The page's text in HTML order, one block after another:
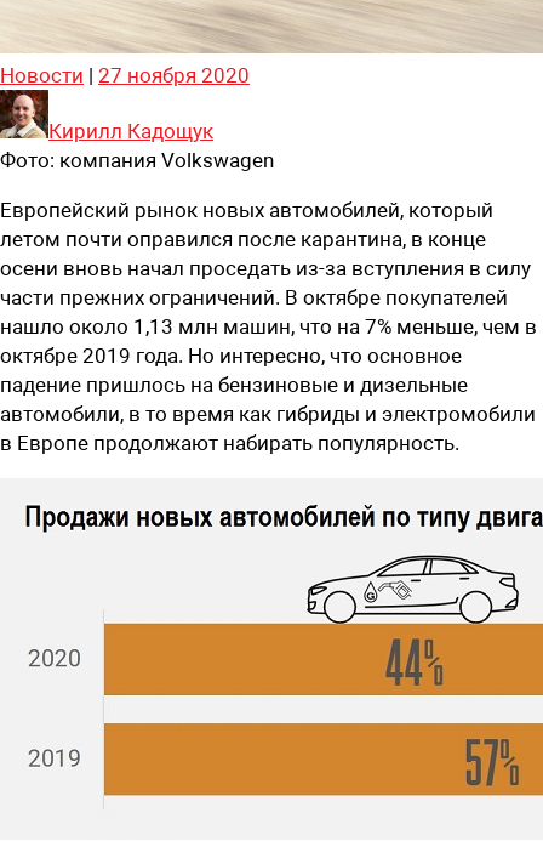
Новости | 27 ноября 2020
Кирилл Кадощук
Фото: компания Volkswagen
Европейский рынок новых автомобилей, который
летом почти оправился после карантина, в конце
осени вновь начал проседать из-за вступления в силу
части прежних ограничений. В октябре покупателей
нашло около 1,13 млн машин, что на 7% меньше, чем в
октябре 2019 года. Но интересно, что основное
падение пришлось на бензиновые и дизельные
автомобили, в то время как гибриды и электромобили
в Европе продолжают набирать популярность.